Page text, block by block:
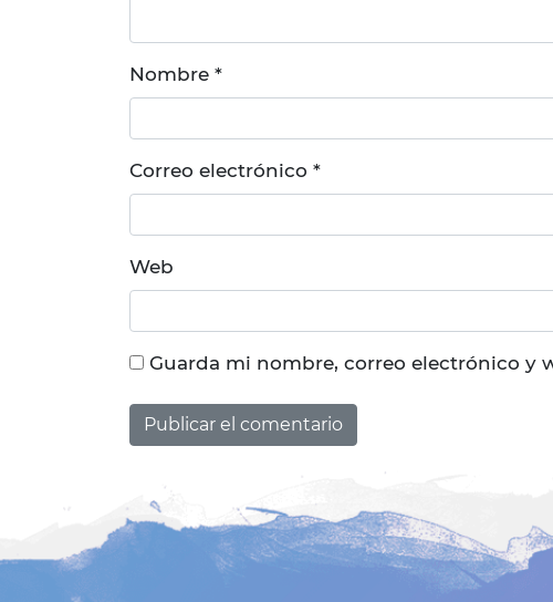
Nombre *
Correo electrónico *
Web
Guarda mi nombre, correo electrónico y